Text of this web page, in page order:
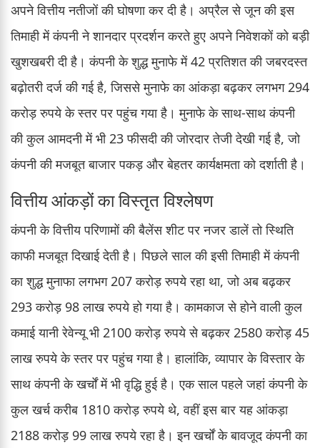
अपने वित्तीय नतीजों की घोषणा कर दी है। अप्रैल से जून की इस
तिमाही में कंपनी ने शानदार प्रदर्शन करते हुए अपने निवेशकों को बड़ी
खुशखबरी दी है। कंपनी के शुद्ध मुनाफे में 42 प्रतिशत की जबरदस्त
बढ़ोतरी दर्ज की गई है, जिससे मुनाफे का आंकड़ा बढ़कर लगभग 294
करोड़ रुपये के स्तर पर पहुंच गया है। मुनाफे के साथ-साथ कंपनी
की कुल आमदनी में भी 23 फीसदी की जोरदार तेजी देखी गई है, जो
कंपनी की मजबूत बाजार पकड़ और बेहतर कार्यक्षमता को दर्शाती है।
वित्तीय आंकड़ों का विस्तृत विश्लेषण
कंपनी के वित्तीय परिणामों की बैलेंस शीट पर नजर डालें तो स्थिति
काफी मजबूत दिखाई देती है। पिछले साल की इसी तिमाही में कंपनी
का शुद्ध मुनाफा लगभग 207 करोड़ रुपये रहा था, जो अब बढ़कर
293 करोड़ 98 लाख रुपये हो गया है। कामकाज से होने वाली कुल
कमाई यानी रेवेन्यू भी 2100 करोड़ रुपये से बढ़कर 2580 करोड़ 45
लाख रुपये के स्तर पर पहुंच गया है। हालांकि, व्यापार के विस्तार के
साथ कंपनी के खर्चों में भी वृद्धि हुई है। एक साल पहले जहां कंपनी के
कुल खर्च करीब 1810 करोड़ रुपये थे, वहीं इस बार यह आंकड़ा
2188 करोड़ 99 लाख रुपये रहा है। इन खर्चों के बावजूद कंपनी का